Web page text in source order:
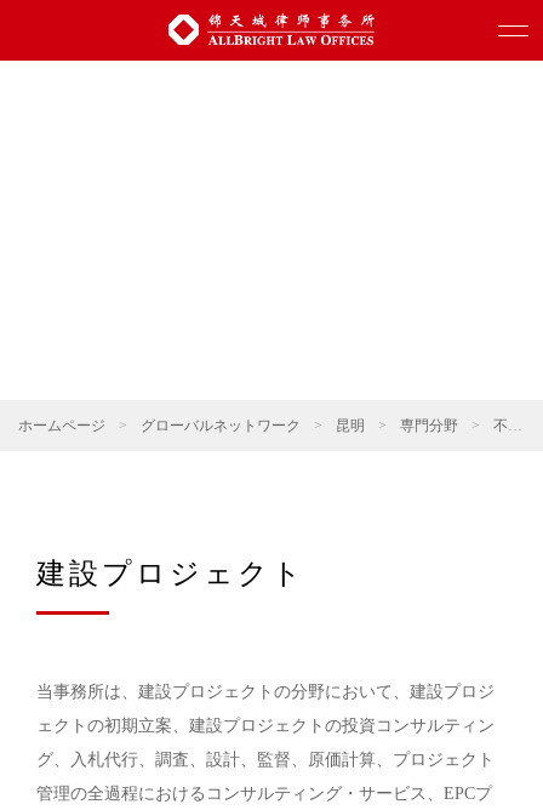
ホームページ > グローバルネットワーク > 昆明 > 専門分野 > 不動産・建設プロジェクト
建設プロジェクト
当事務所は、建設プロジェクトの分野において、建設プロジ
ェクトの初期立案、建設プロジェクトの投資コンサルティン
グ、入札代行、調査、設計、監督、原価計算、プロジェクト
管理の全過程におけるコンサルティング・サービス、EPCプ